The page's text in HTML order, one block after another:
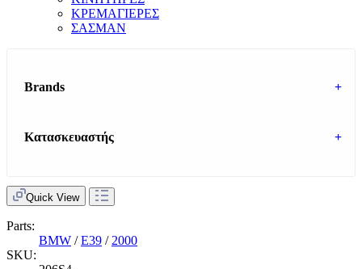
ΚΡΕΜΑΓΙΕΡΕΣ
ΣΑΣΜΑΝ
Brands +
Κατασκευαστής +
Quick View
Parts:
BMW /E39 / 2000
SKU: